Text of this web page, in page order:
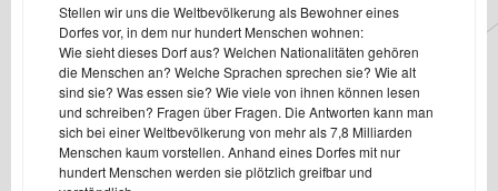
Stellen wir uns die Weltbevölkerung als Bewohner eines
Dorfes vor, in dem nur hundert Menschen wohnen:
Wie sieht dieses Dorf aus? Welchen Nationalitäten gehören
die Menschen an? Welche Sprachen sprechen sie? Wie alt
sind sie? Was essen sie? Wie viele von ihnen können lesen
und schreiben? Fragen über Fragen. Die Antworten kann man
sich bei einer Weltbevölkerung von mehr als 7,8 Milliarden
Menschen kaum vorstellen. Anhand eines Dorfes mit nur
hundert Menschen werden sie plötzlich greifbar und